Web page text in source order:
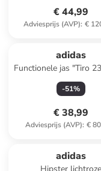
€ 44,99
Adviesprijs (AVP): €
adidas
Functionele jas "Tiro
-51%
€ 38,99
Adviesprijs (AVP): €
adidas